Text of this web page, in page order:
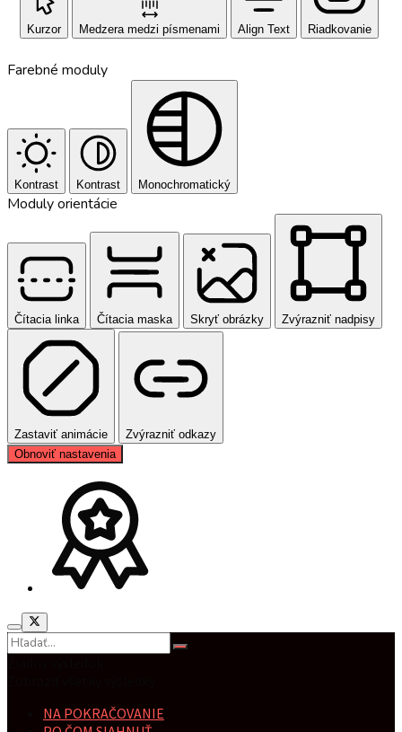
Kurzor Medzera medzi písmenami Align Text Riadkovanie
Farebné moduly
Kontrast Kontrast Monochromatický
Moduly orientácie
Čítacia linka Čítacia maska Skryť obrázky Zvýrazniť nadpisy
Zastaviť animácie
Zvýrazniť odkazy
Obnoviť nastavenia
NA POKRAČOVANIE